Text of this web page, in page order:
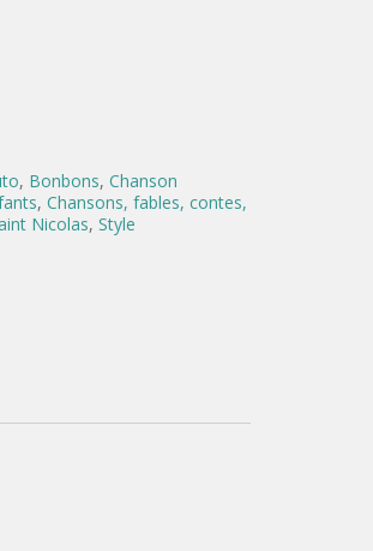
, Bonbons, Chanson
, Chansons, fables, contes,
Nicolas, Style